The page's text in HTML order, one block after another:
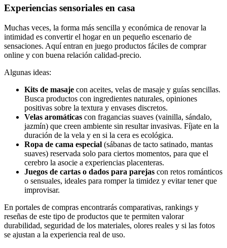
Experiencias sensoriales en casa
Muchas veces, la forma más sencilla y económica de renovar la
intimidad es convertir el hogar en un pequeño escenario de
sensaciones. Aquí entran en juego productos fáciles de comprar
online y con buena relación calidad-precio.
Algunas ideas:
Kits de masaje con aceites, velas de masaje y guías sencillas.
Busca productos con ingredientes naturales, opiniones
positivas sobre la textura y envases discretos.
Velas aromáticas con fragancias suaves (vainilla, sándalo,
jazmín) que creen ambiente sin resultar invasivas. Fíjate en la
duración de la vela y en si la cera es ecológica.
Ropa de cama especial (sábanas de tacto satinado, mantas
suaves) reservada solo para ciertos momentos, para que el
cerebro la asocie a experiencias placenteras.
Juegos de cartas o dados para parejas con retos románticos
o sensuales, ideales para romper la timidez y evitar tener que
improvisar.
En portales de compras encontrarás comparativas, rankings y
reseñas de este tipo de productos que te permiten valorar
durabilidad, seguridad de los materiales, olores reales y si las fotos
se ajustan a la experiencia real de uso.